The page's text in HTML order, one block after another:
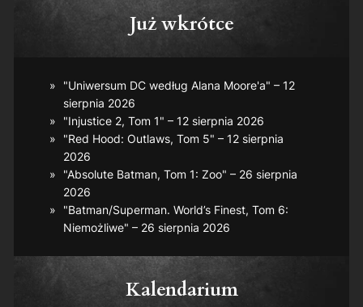
Już wkrótce
"Uniwersum DC według Alana Moore'a" – 12
sierpnia 2026
"Injustice 2, Tom 1" – 12 sierpnia 2026
"Red Hood: Outlaws, Tom 5" – 12 sierpnia
2026
"Absolute Batman, Tom 1: Zoo" – 26 sierpnia
2026
"Batman/Superman. World’s Finest, Tom 6:
Niemożliwe" – 26 sierpnia 2026
Kalendarium